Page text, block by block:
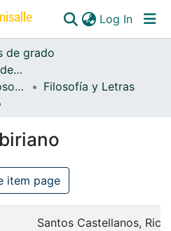
Log In
de grado
Escuela de Humanidades y Estudios Sociales
Departamento de Filosofía, Arte y Letras
Filosofía y Letras
item page
Santos Castellanos,